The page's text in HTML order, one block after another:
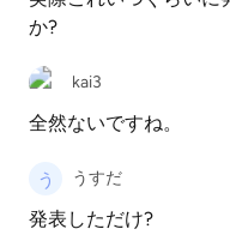
か?
kai3
全然ないですね。
うすだ
発表しただけ?